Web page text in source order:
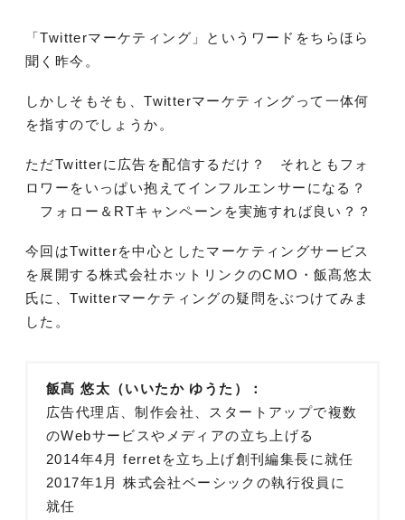
「Twitterマーケティング」というワードをちらほら
聞く昨今。
しかしそもそも、Twitterマーケティングって一体何
を指すのでしょうか。
ただTwitterに広告を配信するだけ？ それともフォ
ロワーをいっぱい抱えてインフルエンサーになる？
フォロー＆RTキャンペーンを実施すれば良い？？
今回はTwitterを中心としたマーケティングサービス
を展開する株式会社ホットリンクのCMO・飯髙悠太
氏に、Twitterマーケティングの疑問をぶつけてみま
した。
飯髙 悠太（いいたか ゆうた）：
広告代理店、制作会社、スタートアップで複数
のWebサービスやメディアの立ち上げる
2014年4月 ferretを立ち上げ創刊編集長に就任
2017年1月 株式会社ベーシックの執行役員に
就任